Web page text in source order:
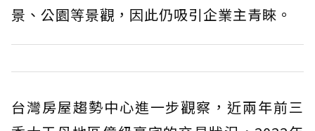
景、公園等景觀，因此仍吸引企業主青睞。
台灣房屋趨勢中心進一步觀察，近兩年前三